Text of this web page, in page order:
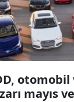
mayıs